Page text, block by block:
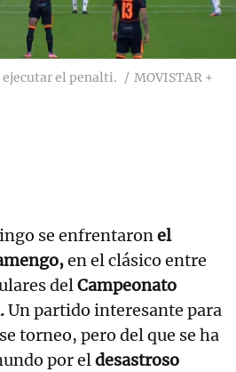
el penalti. MOVISTAR +
se enfrentaronel
en el clásico entre
delCampeonato
.Un partido interesante para
torneo, pero del que se ha
por eldesastroso